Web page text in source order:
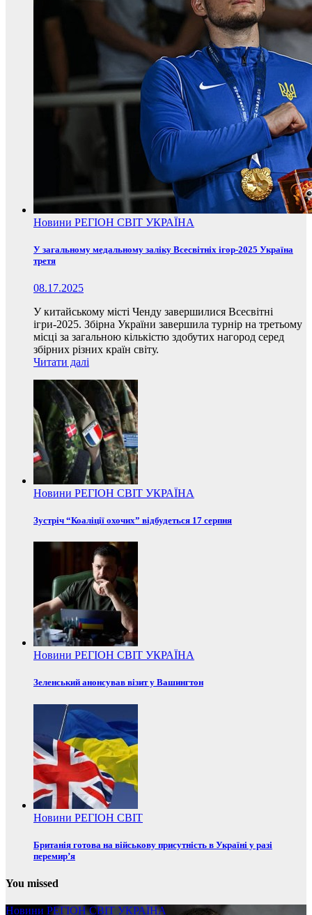
Новини РЕГІОН СВІТ УКРАЇНА
У загальному медальному заліку Всесвітніх ігор-2025 Україна
третя
08.17.2025
У китайському місті Ченду завершилися Всесвітні
ігри-2025. Збірна України завершила турнір на третьому
місці за загальною кількістю здобутих нагород серед
збірних різних країн світу.
Читати далі
Новини РЕГІОН СВІТ УКРАЇНА
Зустріч “Коаліції охочих” відбудеться 17 серпня
Новини РЕГІОН СВІТ УКРАЇНА
Зеленський анонсував візит у Вашингтон
Новини РЕГІОН СВІТ
Британія готова на військову присутність в Україні у разі
перемир’я
You missed
Новини РЕГІОНСВІТ УКРАЇНА